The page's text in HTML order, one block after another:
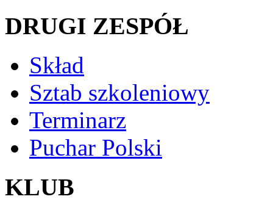
DRUGI ZESPÓŁ
Skład
Sztab szkoleniowy
Terminarz
Puchar Polski
KLUB